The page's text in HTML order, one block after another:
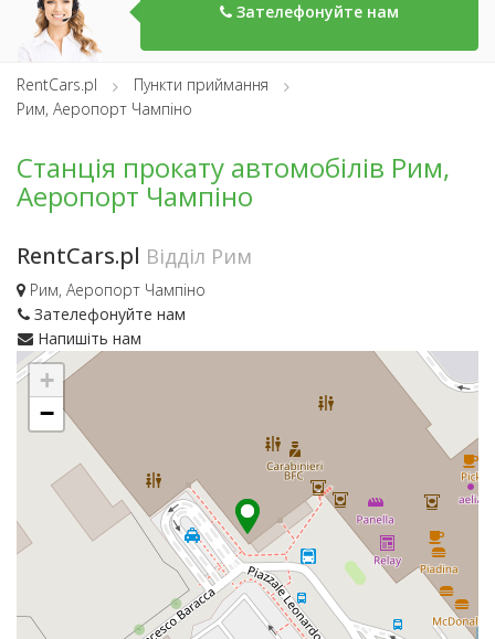
Зателефонуйте нам
RentCars.pl
Пункти приймання
Рим, Аеропорт Чампіно
Станція прокату автомобілів Рим,
Аеропорт Чампіно
RentCars.pl Відділ Рим
Рим, Аеропорт Чампіно
Зателефонуйте нам
Напишіть нам
+
−